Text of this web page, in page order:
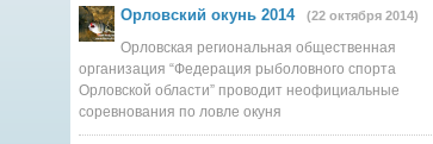
Орловский окунь 2014 (22 октября 2014)
Орловская региональная общественная
организация “Федерация рыболовного спорта
Орловской области” проводит неофициальные
соревнования по ловле окуня